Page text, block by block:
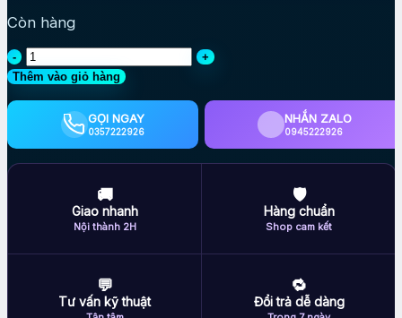
Còn hàng
Bơm
Jebao
MDP
20000
WiFi
số
Thêm vào giỏ hàng
GỌI NGAY
0357222926
NHẮN ZALO
0945222926
🚚
Giao nhanh
Nội thành 2H
🛡
Hàng chuẩn
Shop cam kết
💬
Tư vấn kỹ thuật
🔁
Đổi trả dễ dàng